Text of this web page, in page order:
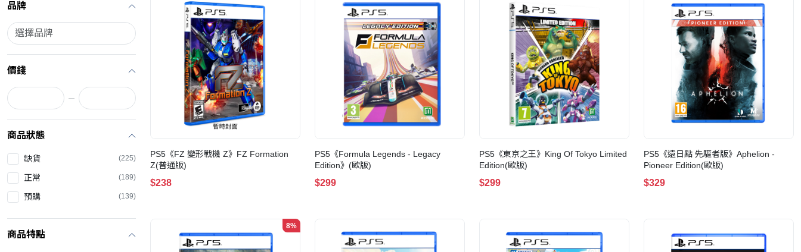
品牌
價錢
商品狀態
缺貨 (225)
正常 (189)
預購 (139)
商品特點
PS5《FZ 變形戰機 Z》FZ Formation
Z(普通版)
$238
PS5《Formula Legends - Legacy
Edition》(歐版)
$299
PS5《東京之王》King Of Tokyo Limited
Edition(歐版)
$299
PS5《遠日點 先驅者版》Aphelion -
Pioneer Edition(歐版)
$329
8%